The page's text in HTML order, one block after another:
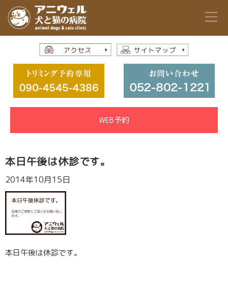
WEB予約
本日午後は休診です。
2014年10月15日
本日午後は休診です。